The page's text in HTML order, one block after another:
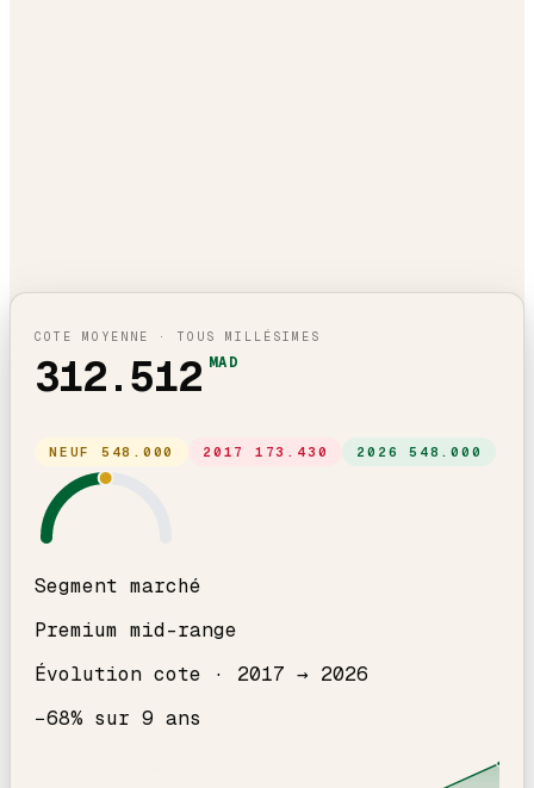
COTE MOYENNE · TOUS MILLÉSIMES
312.512 MAD
NEUF 548.000 2017 173.430 2026 548.000
Segment marché
Premium mid-range
Évolution cote · 2017 → 2026
−68% sur 9 ans